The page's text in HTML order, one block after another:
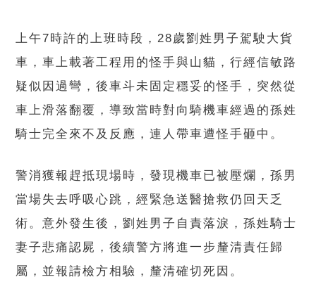
上午7時許的上班時段，28歲劉姓男子駕駛大貨
車，車上載著工程用的怪手與山貓，行經信敏路
疑似因過彎，後車斗未固定穩妥的怪手，突然從
車上滑落翻覆，導致當時對向騎機車經過的孫姓
騎士完全來不及反應，連人帶車遭怪手砸中。
警消獲報趕抵現場時，發現機車已被壓爛，孫男
當場失去呼吸心跳，經緊急送醫搶救仍回天乏
術。意外發生後，劉姓男子自責落淚，孫姓騎士
妻子悲痛認屍，後續警方將進一步釐清責任歸
屬，並報請檢方相驗，釐清確切死因。